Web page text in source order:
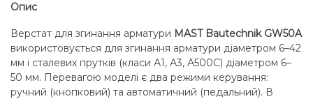
Опис
Верстат для згинання арматури MAST Bautechnik GW50A
використовується для згинання арматури діаметром 6–42
мм і сталевих прутків (класи А1, А3, А500С) діаметром 6–
50 мм. Перевагою моделі є два режими керування:
ручний (кнопковий) та автоматичний (педальний). В